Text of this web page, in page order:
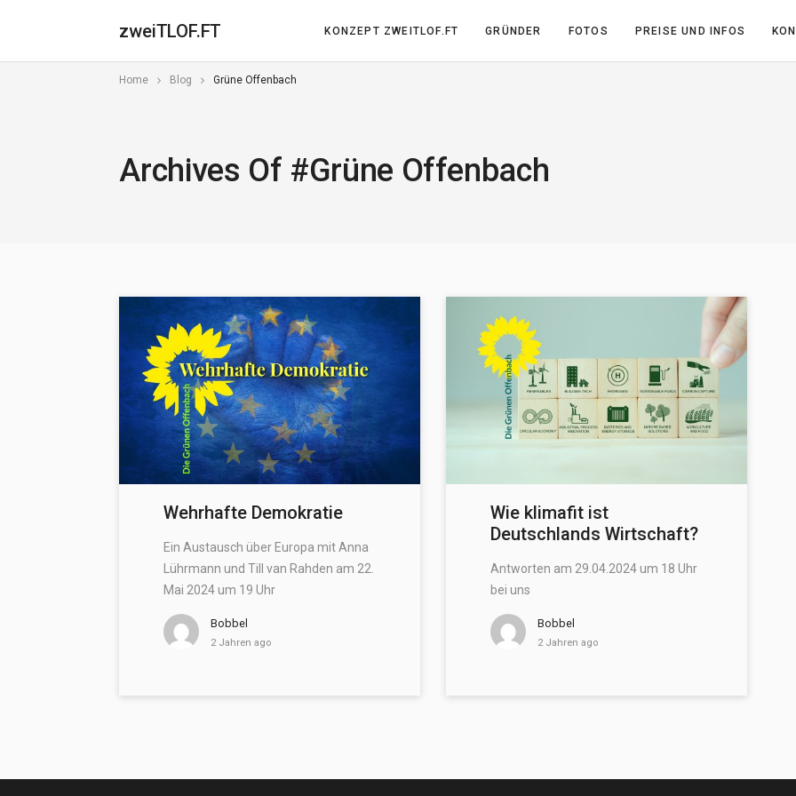
zweiTLOF.FT KONZEPT ZWEITLOF.FT GRÜNDER FOTOS PREISE UND INFOS
Home Blog Grüne Offenbach
Archives Of #Grüne Offenbach
Wehrhafte Demokratie
Ein Austausch über Europa mit Anna
Lührmann und Till van Rahden am 22.
Mai 2024 um 19 Uhr
Bobbel
2 Jahren ago
Wie klimafit ist
Deutschlands Wirtschaft?
Antworten am 29.04.2024 um 18 Uhr
bei uns
Bobbel
2 Jahren ago